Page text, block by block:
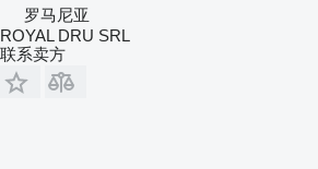
罗马尼亚
ROYAL DRU SRL
联系卖方